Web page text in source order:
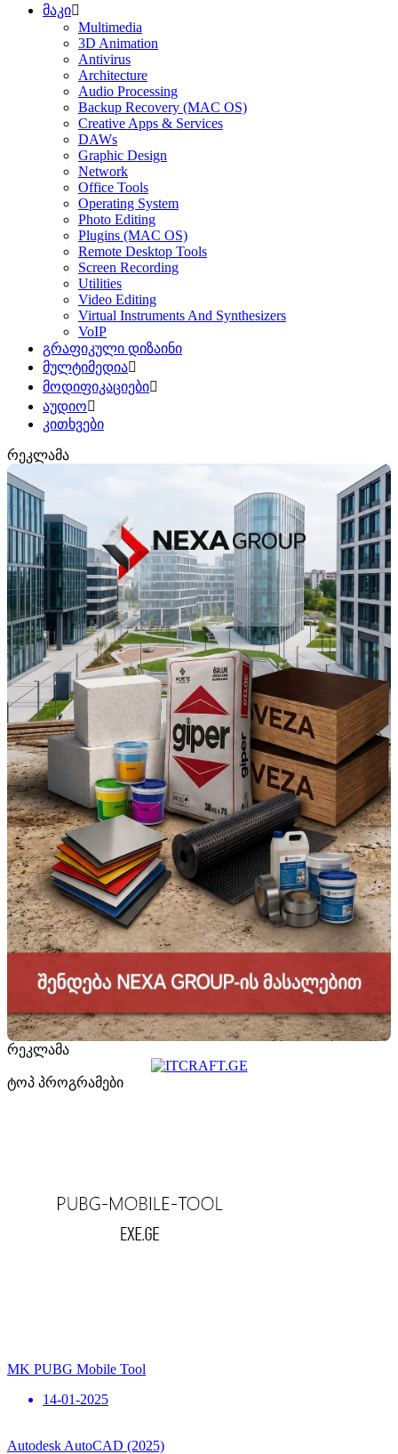
მაკი
Multimedia
3D Animation
Antivirus
Architecture
Audio Processing
Backup Recovery (MAC OS)
Creative Apps & Services
DAWs
Graphic Design
Network
Office Tools
Operating System
Photo Editing
Plugins (MAC OS)
Remote Desktop Tools
Screen Recording
Utilities
Video Editing
Virtual Instruments And Synthesizers
VoIP
გრაფიკული დიზაინი
მულტიმედია
მოდიფიკაციები
აუდიო
კითხვები
რეკლამა
რეკლამა
ტოპ პროგრამები
MK PUBG Mobile Tool
14-01-2025
Autodesk AutoCAD (2025)